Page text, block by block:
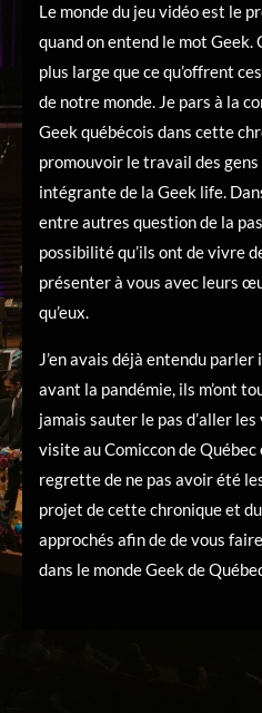
Le monde du jeu vidéo est le
quand on entend le mot Geek.
plus large que ce qu’offrent
de notre monde. Je pars à la
Geek québécois dans cette
promouvoir le travail des
intégrante de la Geek life.
entre autres question de la
possibilité qu’ils ont de vivre
présenter à vous avec leurs
qu’eux.
J’en avais déjà entendu parler
avant la pandémie, ils m’ont
jamais sauter le pas d’aller
visite au Comiccon de
regrette de ne pas avoir été
projet de cette chronique et
approchés afin de de vous
dans le monde Geek de